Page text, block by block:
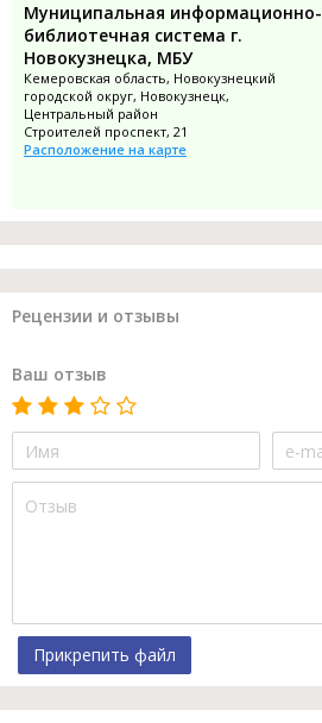
Муниципальная информационно-
библиотечная система г.
Новокузнецка, МБУ
Кемеровская область, Новокузнецкий
городской округ, Новокузнецк,
Центральный район
Строителей проспект, 21
Расположение на карте
Рецензии и отзывы
Ваш отзыв
Прикрепить файл